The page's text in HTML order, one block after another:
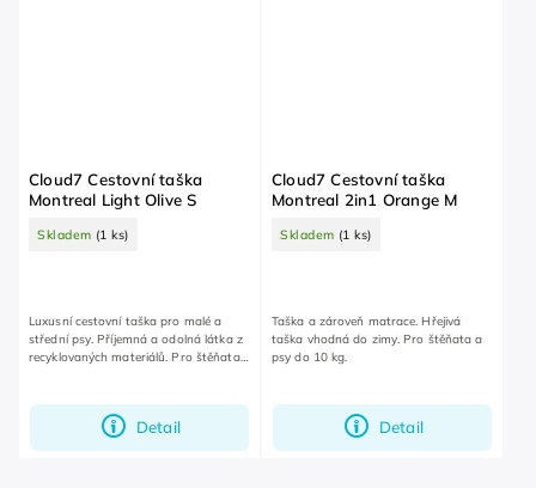
Cloud7 Cestovní taška
Montreal Light Olive S
Skladem (1 ks)
Detail
Luxusní cestovní taška pro malé a
střední psy. Příjemná a odolná látka z
recyklovaných materiálů. Pro štěňata
Cloud7 Cestovní taška
Montreal 2in1 Orange M
Skladem (1 ks)
Detail
Taška a zároveň matrace. Hřejivá
taška vhodná do zimy. Pro štěňata a
psy do 10 kg.